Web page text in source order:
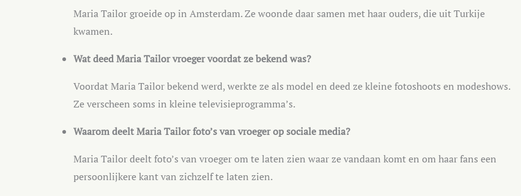
Maria Tailor groeide op in Amsterdam. Ze woonde daar samen met haar ouders, die uit Turkije
kwamen.
Wat deed Maria Tailor vroeger voordat ze bekend was?
Voordat Maria Tailor bekend werd, werkte ze als model en deed ze kleine fotoshoots en modeshows.
Ze verscheen soms in kleine televisieprogramma’s.
Waarom deelt Maria Tailor foto’s van vroeger op sociale media?
Maria Tailor deelt foto’s van vroeger om te laten zien waar ze vandaan komt en om haar fans een
persoonlijkere kant van zichzelf te laten zien.